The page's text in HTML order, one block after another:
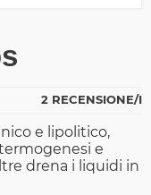
2 RECENSIONE/I
e lipolitico,
e
drena i liquidi in